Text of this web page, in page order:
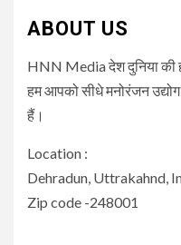
ABOUT US
HNN Media देश दुनिया की
हम आपको सीधे मनोरंजन
हैं।
Location :
Dehradun, Uttrakahnd,
Zip code -248001